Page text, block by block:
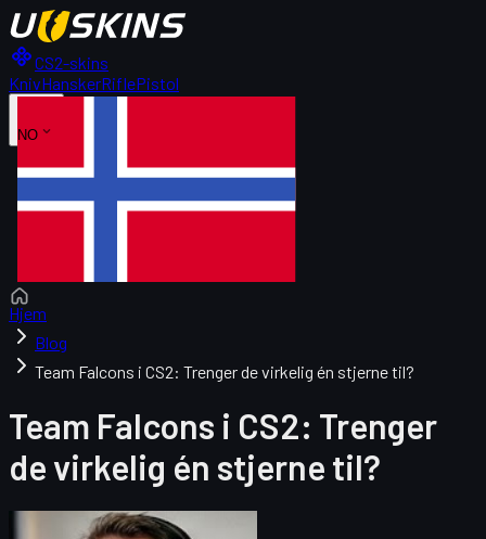
CS2-skins
KnivHanskerRiflePistol
NO
Hjem
Blog
Team Falcons i CS2: Trenger de virkelig én stjerne til?
Team Falcons i CS2: Trenger
de virkelig én stjerne til?